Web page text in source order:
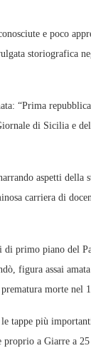
e poco
storiografica
“Prima
di Sicilia e
aspetti della
carriera di
di primo piano del
figura assai
morte nel
tappe più
proprio a Giarre a